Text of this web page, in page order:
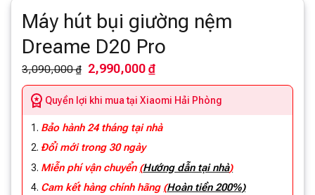
Máy hút bụi giường nệm
Dreame D20 Pro
3,090,000 ₫ 2,990,000 ₫
Quyền lợi khi mua tại Xiaomi Hải Phòng
Bảo hành 24 tháng tại nhà
Đổi mới trong 30 ngày
Miễn phí vận chuyển (Hướng dẫn tại nhà)
Cam kết hàng chính hãng (Hoàn tiền 200%)